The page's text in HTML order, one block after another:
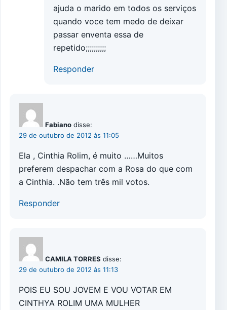
ajuda o marido em todos os serviços
quando voce tem medo de deixar
passar enventa essa de
repetido;;;;;;;;;;
Responder
Fabiano disse:
29 de outubro de 2012 às 11:05
Ela , Cinthia Rolim, é muito ……Muitos
preferem despachar com a Rosa do que com
a Cinthia. .Não tem três mil votos.
Responder
CAMILA TORRES disse:
29 de outubro de 2012 às 11:13
POIS EU SOU JOVEM E VOU VOTAR EM
CINTHYA ROLIM UMA MULHER